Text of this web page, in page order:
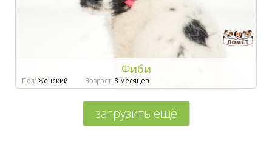
Фиби
Пол: Женский Возраст: 8 месяцев
загрузить ещё